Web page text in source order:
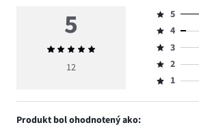
5
Priemerné
hodnotenie
12
Hodnotenie
5,
počet
hlasov
11.
5
Hodnotenie
4,
počet
hlasov
4
Hodnotenie
3,
počet
3
Hodnotenie
2,
2
Hodnotenie
1,
1
Produkt bol ohodnotený ako: